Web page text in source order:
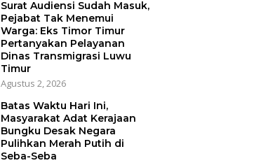
Surat Audiensi Sudah Masuk,
Pejabat Tak Menemui
Warga: Eks Timor Timur
Pertanyakan Pelayanan
Dinas Transmigrasi Luwu
Timur
Agustus 2, 2026
Batas Waktu Hari Ini,
Masyarakat Adat Kerajaan
Bungku Desak Negara
Pulihkan Merah Putih di
Seba-Seba